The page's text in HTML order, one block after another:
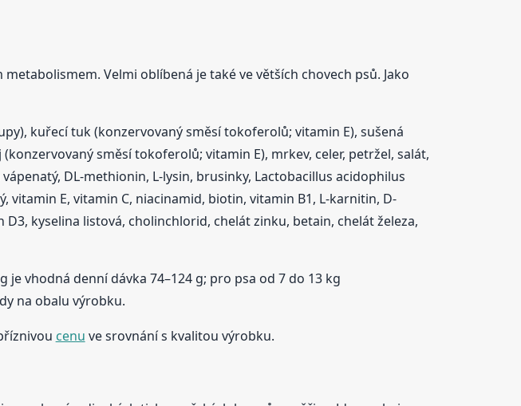
Velmi oblíbená je také ve větších chovech psů. Jako
kuřecí tuk (konzervovaný směsí tokoferolů; vitamin E), sušená
směsí tokoferolů; vitamin E), mrkev, celer, petržel, salát,
DL-methionin, L-lysin, brusinky, Lactobacillus acidophilus
E, vitamin C, niacinamid, biotin, vitamin B1, L-karnitin, D-
kyselina listová, cholinchlorid, chelát zinku, betain, chelát železa,
vhodná denní dávka 74–124 g; pro psa od 7 do 13 kg
na obalu výrobku.
cenu ve srovnání s kvalitou výrobku.